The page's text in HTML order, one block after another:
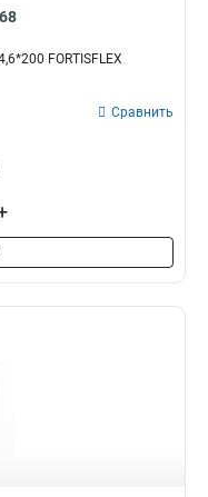
FORTISFLEX
Сравнить